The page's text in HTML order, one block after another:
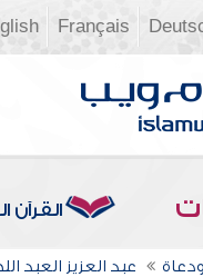
Français
القرآن
عبد العزيز العبد